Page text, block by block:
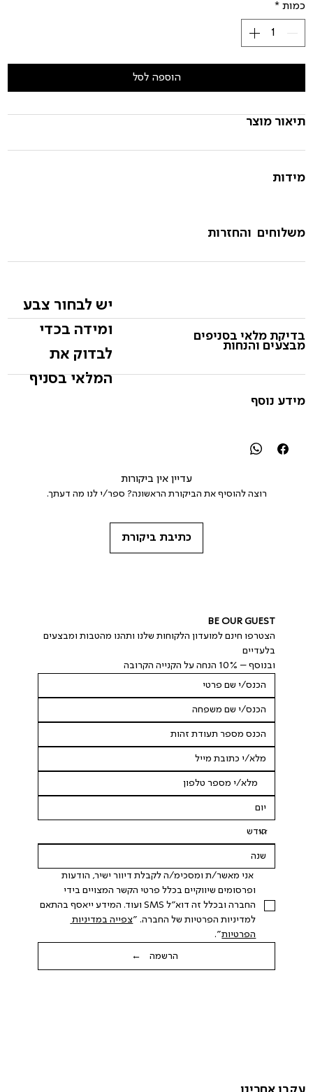
כמות *
הוספה לסל
תיאור מוצר
מידות
משלוחים והחזרות
יש לבחור צבע
ומידה בכדי
לבדוק את
המלאי בסניף
בדיקת מלאי בסניפים
מבצעים והנחות
מידע נוסף
עדיין אין ביקורות
רוצה להוסיף את הביקורת הראשונה? ספר/י לנו מה דעתך.
כתיבת ביקורת
BE OUR GUEST
הצטרפו חינם למועדון הלקוחות שלנו ותהנו מהטבות ומבצעים
בלעדיים
ובנוסף – 10% הנחה על הקנייה הקרובה
אני מאשר/ת ומסכימ/ה לקבלת דיוור ישיר, הודעות
החברה ובכלל זה דוא"ל SMS ועוד. המידע ייאסף בהתאם
למדיניות הפרטיות של החברה. "
צפייה במדיניות
הפרטיות".
הרשמה ←